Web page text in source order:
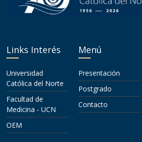
Links Interés
Universidad
Católica del Norte
Facultad de
Medicina - UCN
OEM
Menú
Presentación
Postgrado
Contacto